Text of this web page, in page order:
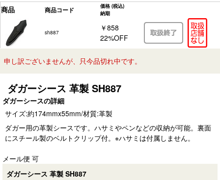
商品
商品コード 価格 (税込)
納期
sh887
￥858
22%OFF
申し訳ございませんが、只今品切れ中です。
ダガーシース 革製 SH887
ダガーシースの詳細
サイズ:約174mmx55mm/材質:革製
ダガー用の革製シースです。ハサミやペンなどの収納が可能。裏面
にスチール製のベルトクリップ付。※ハサミは付属しません。
メール便 可
ダガーシース 革製 SH887